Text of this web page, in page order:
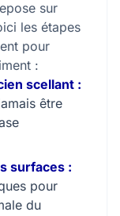
sur
les étapes
pour
:
scellant :
être
surfaces :
pour
du